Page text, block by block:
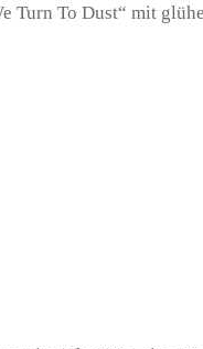
Turn To Dust“ mit